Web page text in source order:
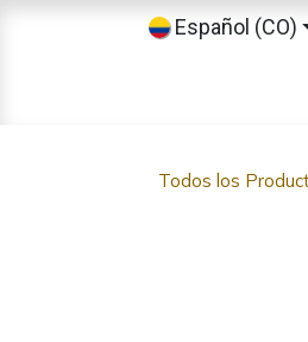
Español (CO)
Todos los